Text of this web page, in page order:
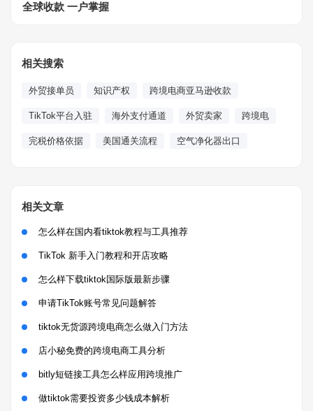
全球收款 一户掌握
相关搜索
外贸接单员 知识产权 跨境电商亚马逊收款
TikTok平台入驻 海外支付通道 外贸卖家 跨境电
完税价格依据 美国通关流程 空气净化器出口
相关文章
怎么样在国内看tiktok教程与工具推荐
TikTok 新手入门教程和开店攻略
怎么样下载tiktok国际版最新步骤
申请TikTok账号常见问题解答
tiktok无货源跨境电商怎么做入门方法
店小秘免费的跨境电商工具分析
bitly短链接工具怎么样应用跨境推广
做tiktok需要投资多少钱成本解析